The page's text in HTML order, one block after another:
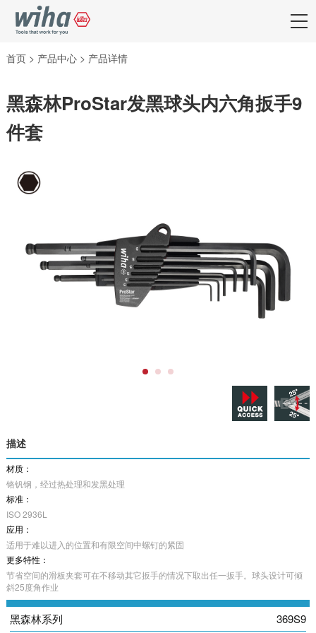
首页 > 产品中心 > 产品详情
黑森林ProStar发黑球头内六角扳手9
件套
描述
材质：
铬钒钢，经过热处理和发黑处理
标准：
ISO 2936L
应用：
适用于难以进入的位置和有限空间中螺钉的紧固
更多特性：
节省空间的滑板夹套可在不移动其它扳手的情况下取出任一扳手。球头设计可倾
斜25度角作业
黑森林系列 369S9